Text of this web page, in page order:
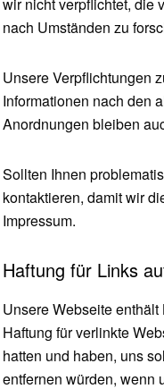
nach Umständen zu
Unsere Verpflichtungen
Informationen nach den
Anordnungen bleiben
Sollten Ihnen
kontaktieren, damit wir
Impressum.
Haftung für Links
Unsere Webseite
Haftung für verlinkte
hatten und haben, uns
entfernen würden, wenn